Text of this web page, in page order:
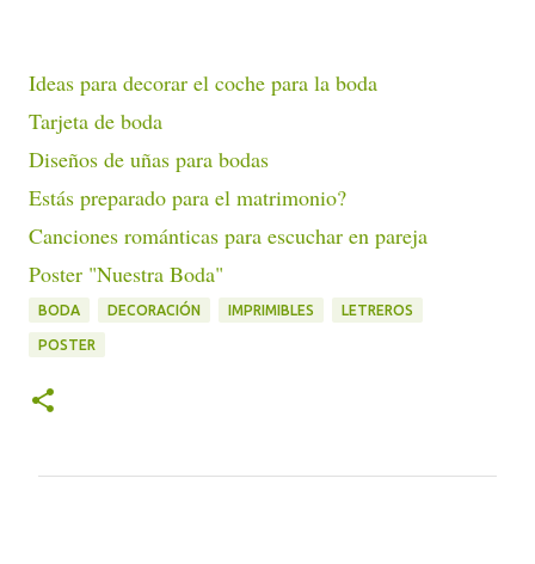
Ideas para decorar el coche para la boda
Tarjeta de boda
Diseños de uñas para bodas
Estás preparado para el matrimonio?
Canciones románticas para escuchar en pareja
Poster "Nuestra Boda"
BODA DECORACIÓN IMPRIMIBLES LETREROS
POSTER